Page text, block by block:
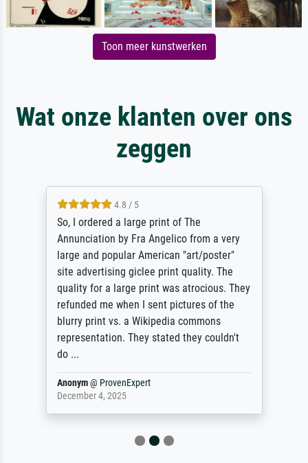
Toon meer kunstwerken
Wat onze klanten over ons
zeggen
4.8 / 5
So, I ordered a large print of The
Annunciation by Fra Angelico from a very
large and popular American "art/poster"
site advertising giclee print quality. The
quality for a large print was atrocious. They
refunded me when I sent pictures of the
blurry print vs. a Wikipedia commons
representation. They stated they couldn't
do ...
Anonym@ ProvenExpert
December 4, 2025